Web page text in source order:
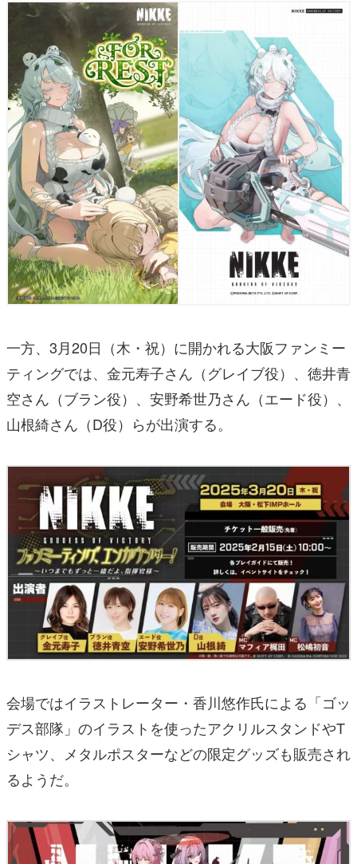
一方、3月20日（木・祝）に開かれる大阪ファンミー
ティングでは、金元寿子さん（グレイブ役）、徳井青
空さん（ブラン役）、安野希世乃さん（エード役）、
山根綺さん（D役）らが出演する。
会場ではイラストレーター・香川悠作氏による「ゴッ
デス部隊」のイラストを使ったアクリルスタンドやT
シャツ、メタルポスターなどの限定グッズも販売され
るようだ。